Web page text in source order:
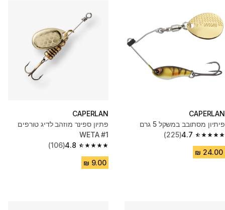
CAPERLAN
פיתיון מסתובב במשקל 5 גרם
4.7
4.7 out of 5 stars from 225 reviews
(225)
CAPERLAN
פתיון ספינר מוזהב לדיג טורפים
WETA #1
4.8
4.8 out of 5 stars from 106 reviews
(106)